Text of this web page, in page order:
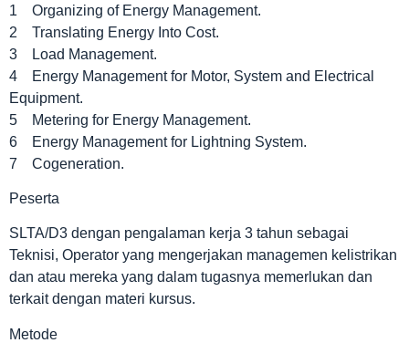
1 Organizing of Energy Management.
2 Translating Energy Into Cost.
3 Load Management.
4 Energy Management for Motor, System and Electrical
Equipment.
5 Metering for Energy Management.
6 Energy Management for Lightning System.
7 Cogeneration.
Peserta
SLTA/D3 dengan pengalaman kerja 3 tahun sebagai
Teknisi, Operator yang mengerjakan managemen kelistrikan
dan atau mereka yang dalam tugasnya memerlukan dan
terkait dengan materi kursus.
Metode